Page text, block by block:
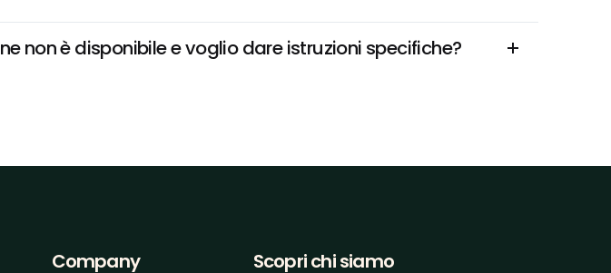
non è disponibile e voglio dare istruzioni specifiche?
Company Scopri chi siamo